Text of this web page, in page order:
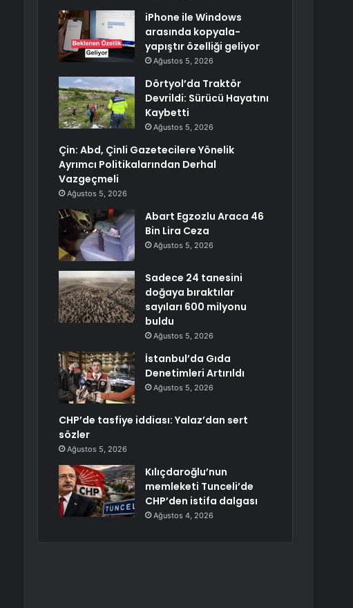
iPhone ile Windows
arasında kopyala-
yapıştır özelliği geliyor
Ağustos 5, 2026
Dörtyol’da Traktör
Devrildi: Sürücü Hayatını
Kaybetti
Ağustos 5, 2026
Çin: Abd, Çinli Gazetecilere Yönelik
Ayrımcı Politikalarından Derhal
Vazgeçmeli
Ağustos 5, 2026
Abart Egzozlu Araca 46
Bin Lira Ceza
Ağustos 5, 2026
Sadece 24 tanesini
doğaya bıraktılar
sayıları 600 milyonu
buldu
Ağustos 5, 2026
İstanbul’da Gıda
Denetimleri Artırıldı
Ağustos 5, 2026
CHP’de tasfiye iddiası: Yalaz’dan sert
sözler
Ağustos 5, 2026
Kılıçdaroğlu’nun
memleketi Tunceli’de
CHP’den istifa dalgası
Ağustos 4, 2026